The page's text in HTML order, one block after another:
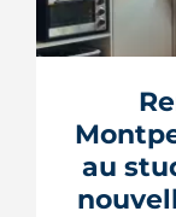
pièce de
l'Union,
phase de
quartier
au